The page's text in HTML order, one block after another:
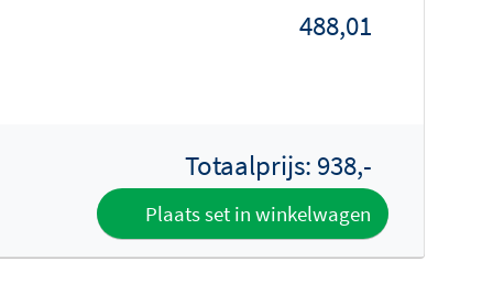
488,01
Totaalprijs: 938,-
Plaats set in winkelwagen